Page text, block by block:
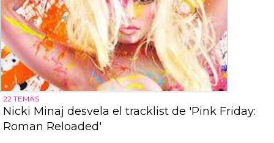
22 TEMAS
Nicki Minaj desvela el tracklist de 'Pink Friday:
Roman Reloaded'